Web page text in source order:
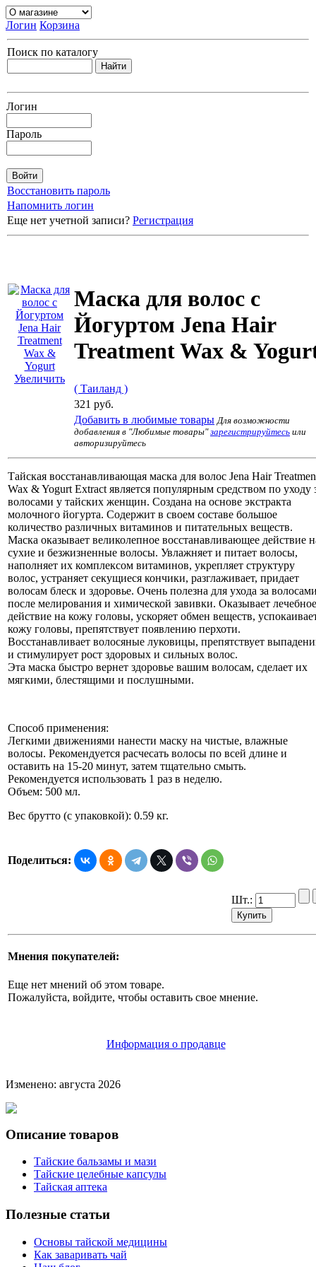
Логин Корзина
Поиск по каталогу
Логин
Пароль
Восстановить пароль
Напомнить логин
Еще нет учетной записи? Регистрация
Увеличить
Маска для волос с
Йогуртом Jena Hair
Treatment Wax &
( Таиланд )
321 руб.
Добавить в любимые товары Для возможности
добавления в "Любимые товары"зарегистрируйтесь или
авторизируйтесь
Тайская восстанавливающая маска для волос Jena Hair
Wax & Yogurt Extract является популярным средством по уходу
волосами у тайских женщин. Создана на основе экстракта
молочного йогурта. Содержит в своем составе большое
количество различных витаминов и питательных веществ.
Маска оказывает великолепное восстанавливающее действие
сухие и безжизненные волосы. Увлажняет и питает волосы,
наполняет их комплексом витаминов, укрепляет структуру
волос, устраняет секущиеся кончики, разглаживает, придает
волосам блеск и здоровье. Очень полезна для ухода за
после мелирования и химической завивки. Оказывает лечебное
действие на кожу головы, ускоряет обмен веществ,
кожу головы, препятствует появлению перхоти.
Восстанавливает волосяные луковицы, препятствует
и стимулирует рост здоровых и сильных волос.
Эта маска быстро вернет здоровье вашим волосам, сделает их
мягкими, блестящими и послушными.
Способ применения:
Легкими движениями нанести маску на чистые, влажные
волосы. Рекомендуется расчесать волосы по всей длине и
оставить на 15-20 минут, затем тщательно смыть.
Рекомендуется использовать 1 раз в неделю.
Объем: 500 мл.
Вес брутто (с упаковкой): 0.59 кг.
Поделиться:
Шт.:
Мнения покупателей:
Еще нет мнений об этом товаре.
Пожалуйста, войдите, чтобы оставить свое мнение.
Информация о продавце
Изменено: августа 2026
Описание товаров
Тайские бальзамы и мази
Тайские целебные капсулы
Тайская аптека
Полезные статьи
Основы тайской медицины
Как заваривать чай